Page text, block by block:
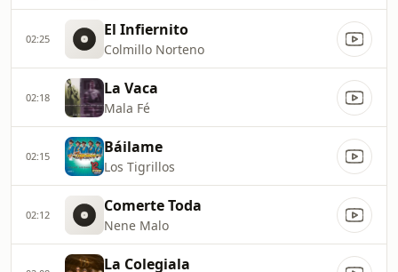
02:25 El Infiernito
Colmillo Norteno
02:18 La Vaca
Mala Fé
02:15 Báilame
Los Tigrillos
02:12 Comerte Toda
Nene Malo
La Colegiala